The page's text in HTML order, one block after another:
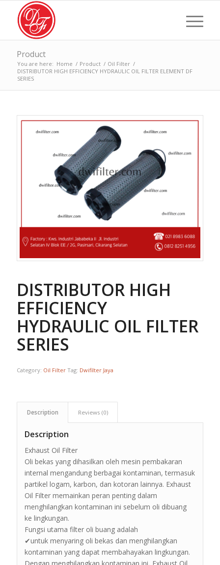
Product
You are here: Home / Product / Oil Filter /
DISTRIBUTOR HIGH EFFICIENCY HYDRAULIC OIL FILTER ELEMENT DF
SERIES
DISTRIBUTOR HIGH
EFFICIENCY
HYDRAULIC OIL FILTER
SERIES
Category: Oil Filter Tag: Dwifilter Jaya
Description Reviews (0)
Description
Exhaust Oil Filter
Oli bekas yang dihasilkan oleh mesin pembakaran
internal mengandung berbagai kontaminan, termasuk
partikel logam, karbon, dan kotoran lainnya. Exhaust
Oil Filter memainkan peran penting dalam
menghilangkan kontaminan ini sebelum oli dibuang
ke lingkungan.
Fungsi utama filter oli buang adalah
✔untuk menyaring oli bekas dan menghilangkan
kontaminan yang dapat membahayakan lingkungan.